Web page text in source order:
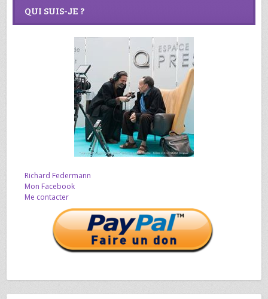
QUI SUIS-JE ?
Richard Federmann
Mon Facebook
Me contacter